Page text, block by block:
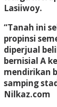
Lasiiwoy.
“Tanah ini
propinsi
diperjual
bernisial A
mendirikan
samping
Nilkaz.com